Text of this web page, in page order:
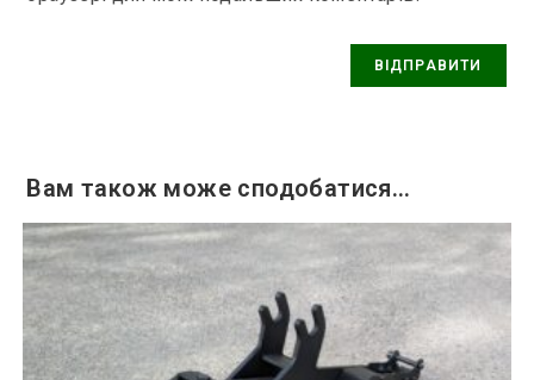
Вам також може сподобатися…